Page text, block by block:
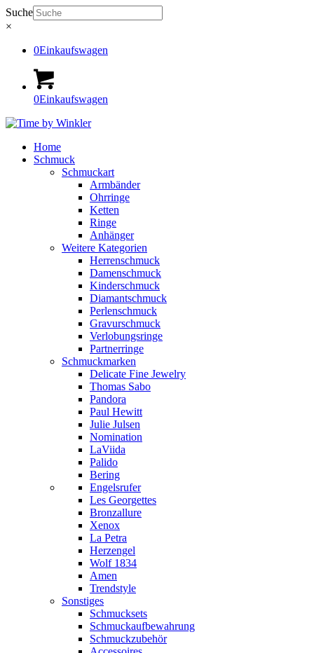
Suche
×
0Einkaufswagen
0Einkaufswagen
Home
Schmuck
Schmuckart
Armbänder
Ohrringe
Ketten
Ringe
Anhänger
Weitere Kategorien
Herrenschmuck
Damenschmuck
Kinderschmuck
Diamantschmuck
Perlenschmuck
Gravurschmuck
Verlobungsringe
Partnerringe
Schmuckmarken
Delicate Fine Jewelry
Thomas Sabo
Pandora
Paul Hewitt
Julie Julsen
Nomination
LaViida
Palido
Bering
Engelsrufer
Les Georgettes
Bronzallure
Xenox
La Petra
Herzengel
Wolf 1834
Amen
Trendstyle
Sonstiges
Schmucksets
Schmuckaufbewahrung
Schmuckzubehör